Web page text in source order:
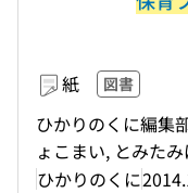
紙 図書
ひかりのくに編集
ょこまい, とみた
ひかりのくに